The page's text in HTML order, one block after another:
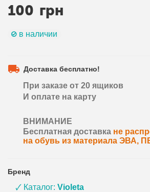
100 грн
в наличии
Доставка бесплатно!
При заказе от 20 ящиков
И оплате на карту
ВНИМАНИЕ
Бесплатная доставка не
на обувь из материала ЭВА,
Бренд
🗸 Каталог:Violeta